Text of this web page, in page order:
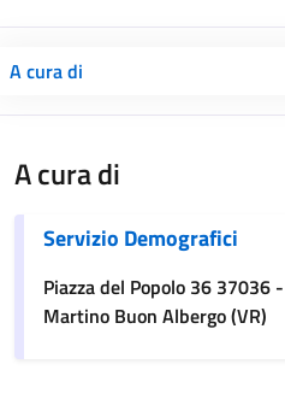
A cura di
A cura di
Servizio Demografici
Piazza del Popolo 36 37036
Martino Buon Albergo (VR)